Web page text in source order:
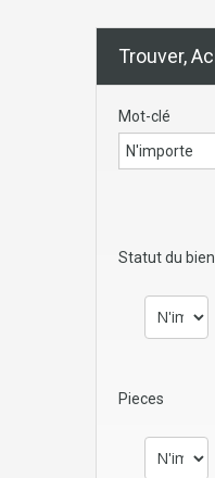
Trouver,
Mot-clé
Statut du bien
Pieces